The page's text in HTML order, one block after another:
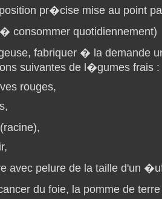
pr�cise mise au point
consommer quotidiennement)
fabriquer � la demande
suivantes de l�gumes frais :
rouges,
avec pelure de la taille d'un
du foie, la pomme de